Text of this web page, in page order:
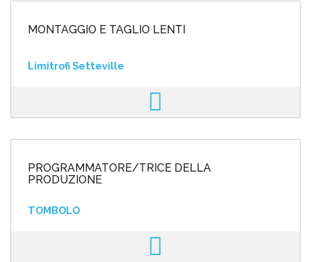
MONTAGGIO E TAGLIO LENTI
Limitrofi Setteville
PROGRAMMATORE/TRICE DELLA
PRODUZIONE
TOMBOLO